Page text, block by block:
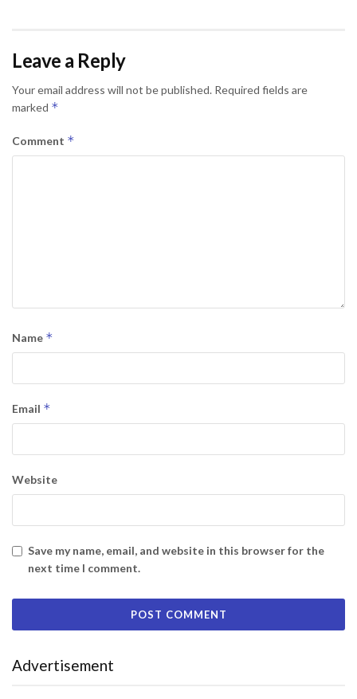
Leave a Reply
Your email address will not be published. Required fields are
marked *
Comment *
Name *
Email *
Website
Save my name, email, and website in this browser for the
next time I comment.
Advertisement